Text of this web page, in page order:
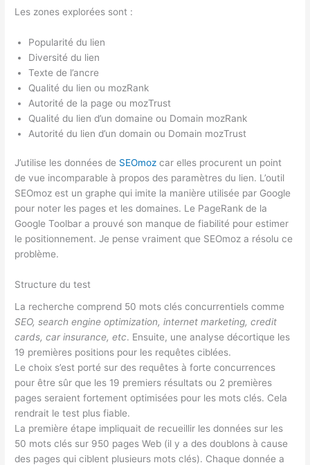
Les zones explorées sont :
Popularité du lien
Diversité du lien
Texte de l’ancre
Qualité du lien ou mozRank
Autorité de la page ou mozTrust
Qualité du lien d’un domaine ou Domain mozRank
Autorité du lien d’un domain ou Domain mozTrust
J’utilise les données de SEOmoz car elles procurent un point
de vue incomparable à propos des paramètres du lien. L’outil
SEOmoz est un graphe qui imite la manière utilisée par Google
pour noter les pages et les domaines. Le PageRank de la
Google Toolbar a prouvé son manque de fiabilité pour estimer
le positionnement. Je pense vraiment que SEOmoz a résolu ce
problème.
Structure du test
La recherche comprend 50 mots clés concurrentiels comme
SEO, search engine optimization, internet marketing, credit
cards, car insurance, etc. Ensuite, une analyse décortique les
19 premières positions pour les requêtes ciblées.
Le choix s’est porté sur des requêtes à forte concurrences
pour être sûr que les 19 premiers résultats ou 2 premières
pages seraient fortement optimisées pour les mots clés. Cela
rendrait le test plus fiable.
La première étape impliquait de recueillir les données sur les
50 mots clés sur 950 pages Web (il y a des doublons à cause
des pages qui ciblent plusieurs mots clés). Chaque donnée a